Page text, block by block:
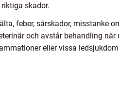
skador.
feber, sårskador, misstanke
och avstår behandling när
eller vissa